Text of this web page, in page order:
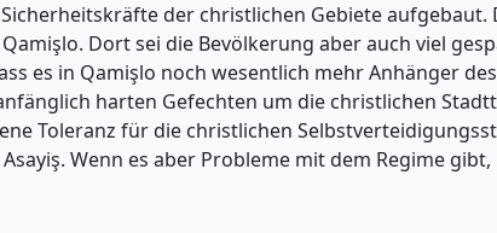
der christlichen Gebiete
Dort sei die Bevölkerung aber auch viel
es in Qamişlo noch wesentlich mehr Anhänger
harten Gefechten um die christlichen
Toleranz für die christlichen
Wenn es aber Probleme mit dem Regime